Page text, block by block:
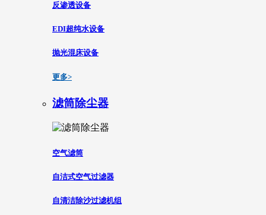
反渗透设备
EDI超纯水设备
抛光混床设备
更多>
滤筒除尘器
空气滤筒
自洁式空气过滤器
自清洁除沙过滤机组